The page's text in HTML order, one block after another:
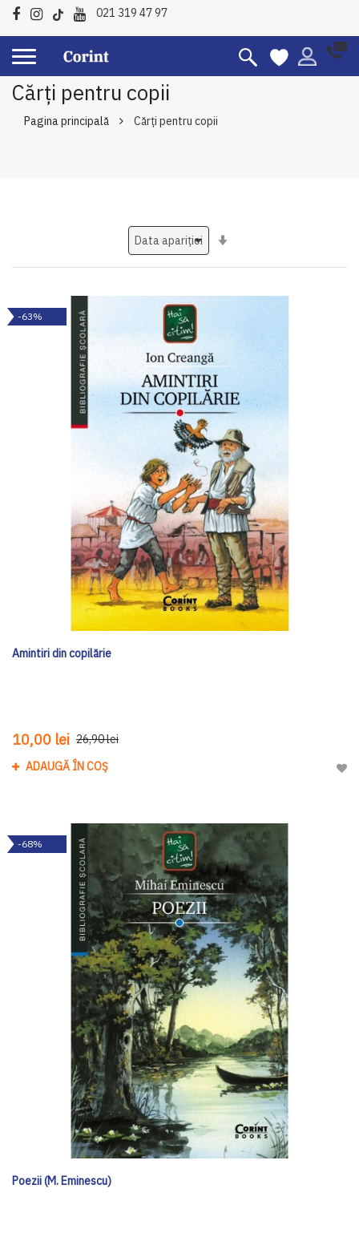
021 319 47 97
Cărți pentru copii
Pagina principală Cărți pentru copii
-63%
Amintiri din copilărie
10,00 lei 26,90 lei
ADAUGĂ ÎN COȘ
-68%
Poezii (M. Eminescu)